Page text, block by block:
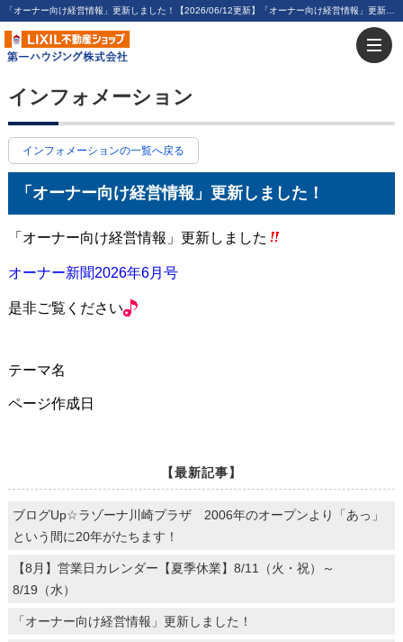
インフォメーション
インフォメーションの一覧へ戻る
「オーナー向け経営情報」更新しました！
「オーナー向け経営情報」更新しました
オーナー新聞2026年6月号
是非ご覧ください
テーマ名
ページ作成日
【最新記事】
ブログUp☆ラゾーナ川崎プラザ 2006年のオープンより「あっ」
という間に20年がたちます！
【8月】営業日カレンダー【夏季休業】8/11（火・祝）～
8/19（水）
「オーナー向け経営情報」更新しました！